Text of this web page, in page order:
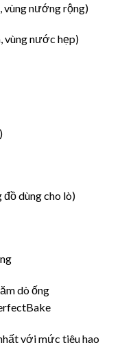
vùng nướng rộng)
vùng nước hẹp)
đồ dùng cho lò)
dò ống
với mức tiêu hao